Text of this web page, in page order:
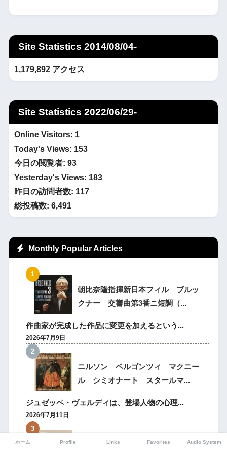
Site Statistics 2014/08/04-
1,179,892 アクセス
Site Statistics 2022/06/29-
Online Visitors: 1
Today's Views: 153
今日の閲覧者: 93
Yesterday's Views: 183
昨日の訪問者数: 117
総投稿数: 6,491
Monthly Popular Articles
朝比奈隆指揮新日本フィル ブルッ
クナー 交響曲第3番ニ短調（...
作曲家が完成した作品に変更を加えるという...
2026年7月9日
ニルソン ベルゴンツィ マクニー
ル シミオナート スタールマ...
ジュゼッペ・ヴェルディは、登場人物の心理...
2026年7月11日
クレメンス・クラウス指揮ロンド
ホーム Profile Links Favorites Audio System